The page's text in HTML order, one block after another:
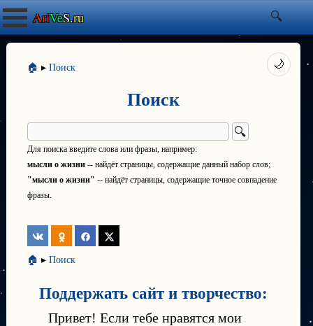
AriVeS.ru
🏠 ▸ Поиск
Поиск
Для поиска введите слова или фразы, например:
мысли о жизни -- найдёт страницы, содержащие данный набор слов;
"мысли о жизни" -- найдёт страницы, содержащие точное совпадение
фразы.
🏠 ▸ Поиск
Поддержать сайт и творчество:
Привет! Если тебе нравятся мои
🌙